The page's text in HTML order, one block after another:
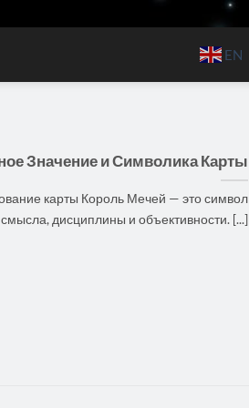
EN
Значение и Символика Карты
карты Король Мечей — это символ
смысла, дисциплины и объективности. [...]